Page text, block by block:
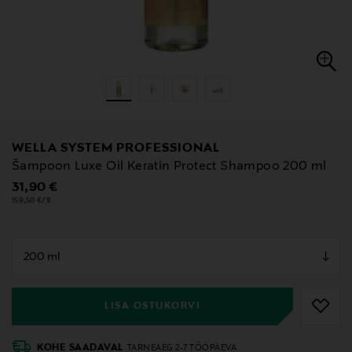
WELLA SYSTEM PROFESSIONAL
Šampoon Luxe Oil Keratin Protect Shampoo 200 ml
Original Price
31,90 €
159,50 €/1l
LISA OSTUKORVI
KOHE SAADAVAL TARNEAEG 2-7 TÖÖPÄEVA